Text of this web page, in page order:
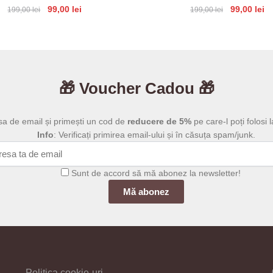
199,00lei
Prețul
99,00 lei 199,00lei
Prețul
99,00 lei
🎁 Voucher Cadou 🎁
de email și primești un cod de reducere de 5%pe care-l poți folosi
Info: Verificați primirea email-ului și în căsuța spam/junk.
Sunt de accord să mă abonez la newsletter!